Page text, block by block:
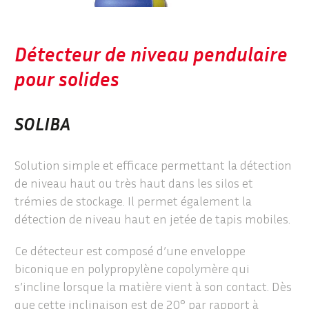
Détecteur de niveau pendulaire
pour solides
SOLIBA
Solution simple et efficace permettant la détection
de niveau haut ou très haut dans les silos et
trémies de stockage. Il permet également la
détection de niveau haut en jetée de tapis mobiles.
Ce détecteur est composé d’une enveloppe
biconique en polypropylène copolymère qui
s’incline lorsque la matière vient à son contact. Dès
que cette inclinaison est de 20° par rapport à